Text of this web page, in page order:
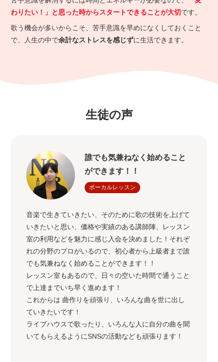
わりたい！」と思った時からスタートできることが大切です。
歌う機会が多いからこそ、苦手意識を早めになくしておくこと
で、人生の中で余計なストレスを感じずに生活できます。
生徒の声
誰でも気兼ねなく始めること
ができます！！
ボーカルレッスン
音楽で生きていきたい、そのために歌の技術を上げて
いきたいと思い、価格や実績のある講師陣、レッスン
室の利用などを魅力に感じ入会を決めました！それぞ
れの分野のプロがいるので、初心者から上級者まで誰
でも気兼ねなく始めることができます！！
レッスン室もあるので、日々の空いた時間で通うこと
で上達までいち早く進めます！
これからは 曲作りを頑張り、いろんな曲を世に出し
ていきたいです！
ライブハウスで歌ったり、いろんな人に自分の曲を聞
いてもらえるようにSNSの活動なども頑張ります！